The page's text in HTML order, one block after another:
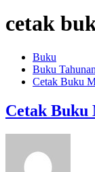
cetak
Buku
Buku Tahunan
Cetak Buku
Cetak Buku